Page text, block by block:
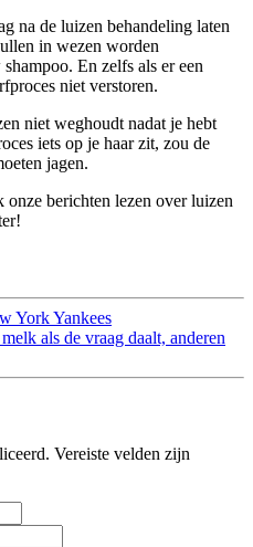
na de luizen behandeling laten
in wezen worden
En zelfs als er een
niet verstoren.
niet weghoudt nadat je hebt
iets op je haar zit, zou de
jagen.
berichten lezen over luizen
York Yankees
als de vraag daalt, anderen
Vereiste velden zijn